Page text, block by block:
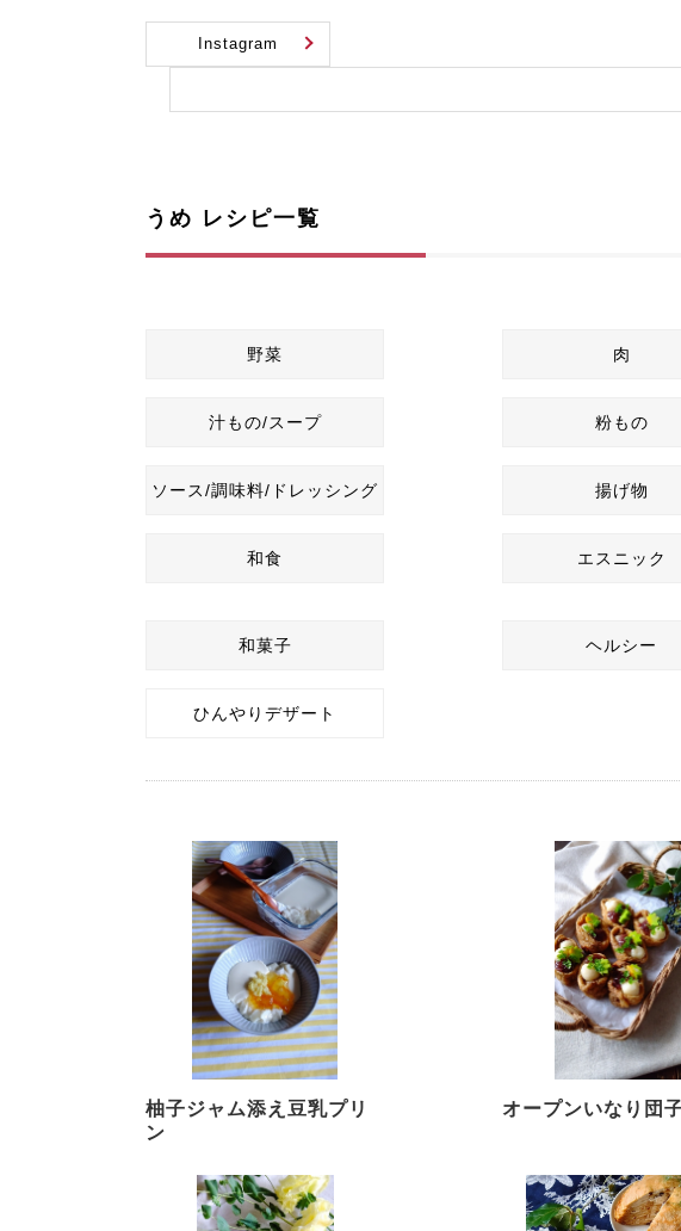
Instagram
うめ レシピ一覧
野菜 肉
汁もの/スープ 粉もの
ソース/調味料/ドレッシング 揚げ物
和食 エスニック
和菓子 ヘルシー
ひんやりデザート
柚子ジャム添え豆乳プリ
ン
オープンいなり団